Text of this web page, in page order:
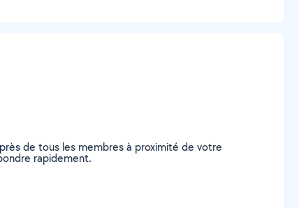
de tous les membres à proximité de votre
rapidement.